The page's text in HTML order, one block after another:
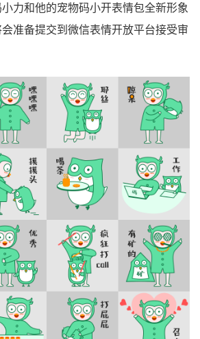
力和他的宠物码小开表情包全新形象
准备提交到微信表情开放平台接受审